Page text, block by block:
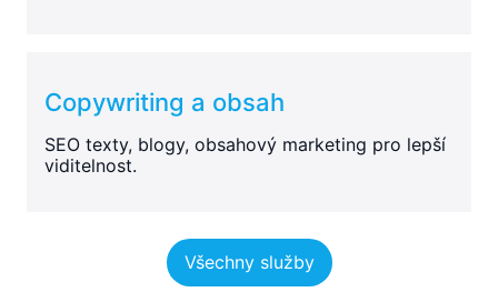
Copywriting a obsah
SEO texty, blogy, obsahový marketing pro lepší
viditelnost.
Všechny služby